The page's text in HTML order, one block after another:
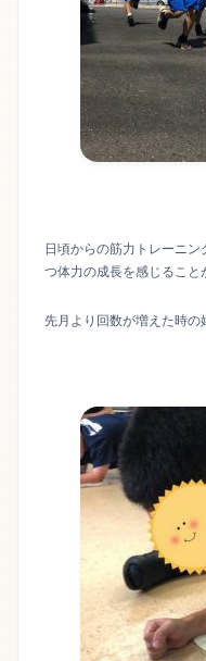
日頃からの筋力トレーニ
つ体力の成長を感じること
先月より回数が増えた時の